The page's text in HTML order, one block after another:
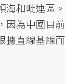
海和毗連區。
因為中國目前
據直線基線而